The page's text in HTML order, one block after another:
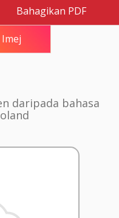
Bahagikan PDF
daripada bahasa